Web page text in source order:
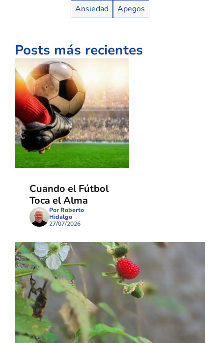
Ansiedad
Apegos
Posts más recientes
Cuando el Fútbol
Toca el Alma
Por Roberto
Hidalgo
27/07/2026